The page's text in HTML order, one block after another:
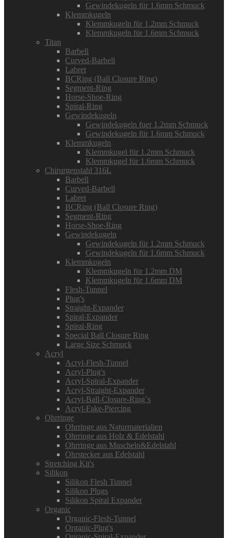
Gewindekugeln für 1.6mm Schmuck
Klemmkugeln
Klemmkugeln für 1.2mm Schmuck
Klemmkugeln für 1.6mm Schmuck
Titan
Barbell
Curved-Barbell
Labret
BCRing (Ball Closure Ring)
Segment-Ring
Horse-Shoe-Ring
Spiral-Ring
Gewindekugeln
Gewindekugeln fuer 1.2mm Schmuck
Gewindekugeln für 1.6mm Schmuck
Klemmkugeln
Klemmkugel für 1.2mm Schmuck
Klemmkugel für 1.6mm Schmuck
Chirurgenstahl 316L
Barbell
Curved-Barbell
Labret
BCRing (Ball Closure Ring)
Segment-Ring
Horse-Shoe-Ring
Gewindekugeln
Gewindekugeln für 1.2mm Schmuck
Gewindekugeln für 1.6mm Schmuck
Klemmkugeln
Klemmkugeln für 1.2mm DM
Klemmkugeln für 1.6mm DM
Flesh-Tunnel
Plug's
Straight-Expander
Spiral-Expander
Spiral-Ring
Special Ball Closure Ring
Large Size Schmuck
Acryl
Acryl-Flesh-Tunnel
Acryl-Plug's
Acryl-Spiral-Expander
Acryl-Straight-Expander
Acryl-Ball-Closure-Ring`s
Acryl-Fake-Piercing
Ohrringe
Ohrringe aus Naturmaterialien
Ohrringe aus Holz & Edelstahl
Ohrringe aus Muscheln&Edelstahl
Ohrstecker aus Edelstahl
Stretching Kit's
Silikon
Silikon Flesh Tunnel
Silikon Plugs
Silikon Spiral Expander
Organic
Organic-Flesh-Tunnel
Organic-Plug's